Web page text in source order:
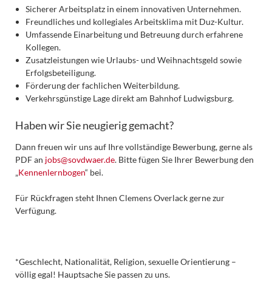
Sicherer Arbeitsplatz in einem innovativen Unternehmen.
Freundliches und kollegiales Arbeitsklima mit Duz-Kultur.
Umfassende Einarbeitung und Betreuung durch erfahrene
Kollegen.
Zusatzleistungen wie Urlaubs- und Weihnachtsgeld sowie
Erfolgsbeteiligung.
Förderung der fachlichen Weiterbildung.
Verkehrsgünstige Lage direkt am Bahnhof Ludwigsburg.
Haben wir Sie neugierig gemacht?
Dann freuen wir uns auf Ihre vollständige Bewerbung, gerne als
PDF an jobs@sovdwaer.de. Bitte fügen Sie Ihrer Bewerbung den
„Kennenlernbogen“ bei.
Für Rückfragen steht Ihnen Clemens Overlack gerne zur
Verfügung.
*Geschlecht, Nationalität, Religion, sexuelle Orientierung –
völlig egal! Hauptsache Sie passen zu uns.